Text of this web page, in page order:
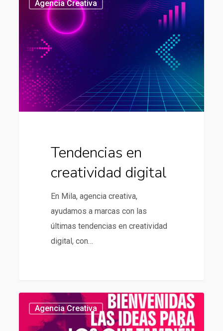
creatividad
digital
Agencia Creativa
Tendencias en
creatividad digital
En Mila, agencia creativa,
ayudamos a marcas con las
últimas tendencias en creatividad
digital, con…
Agencia
Agencia Creativa 439